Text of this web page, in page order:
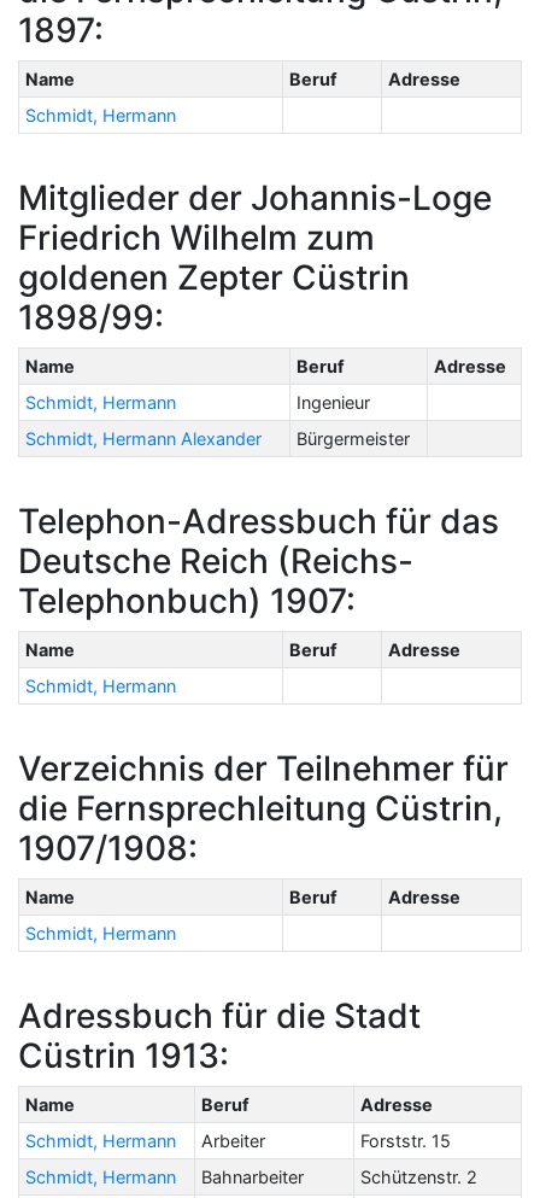
1897:
Name Beruf
Adresse
Schmidt, Hermann
Mitglieder der Johannis-Loge
Friedrich Wilhelm zum
goldenen Zepter Cüstrin
1898/99:
Name Beruf
Adresse
Schmidt, Hermann
Ingenieur
Schmidt, Hermann Alexander
Bürgermeister
Telephon-Adressbuch für das
Deutsche Reich (Reichs-
Telephonbuch) 1907:
Name Beruf
Adresse
Schmidt, Hermann
Verzeichnis der Teilnehmer für
die Fernsprechleitung Cüstrin,
1907/1908:
Name Beruf
Adresse
Schmidt, Hermann
Adressbuch für die Stadt
Cüstrin 1913:
Name Beruf
Adresse
Schmidt, Hermann
Arbeiter
Forststr. 15
Schmidt, Hermann
Bahnarbeiter Schützenstr. 2